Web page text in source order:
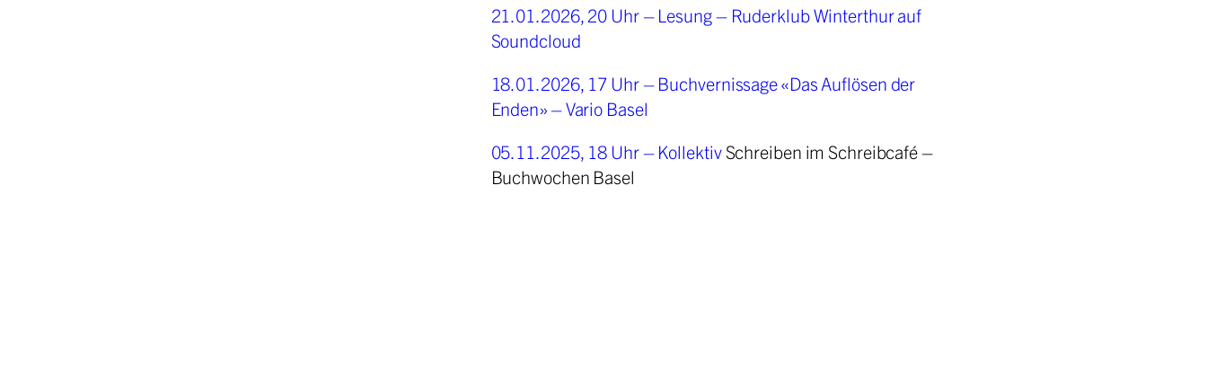
21.01.2026, 20 Uhr – Lesung – Ruderklub Winterthur auf
Soundcloud
18.01.2026, 17 Uhr – Buchvernissage «Das Auflösen der
Enden» – Vario Basel
05.11.2025, 18 Uhr – KollektivSchreiben im Schreibcafé –
Buchwochen Basel